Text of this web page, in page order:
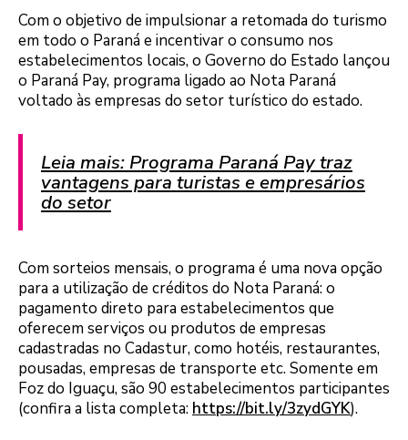
Com o objetivo de impulsionar a retomada do turismo
em todo o Paraná e incentivar o consumo nos
estabelecimentos locais, o Governo do Estado lançou
o Paraná Pay, programa ligado ao Nota Paraná
voltado às empresas do setor turístico do estado.
Leia mais: Programa Paraná Pay traz
vantagens para turistas e empresários
do setor
Com sorteios mensais, o programa é uma nova opção
para a utilização de créditos do Nota Paraná: o
pagamento direto para estabelecimentos que
oferecem serviços ou produtos de empresas
cadastradas no Cadastur, como hotéis, restaurantes,
pousadas, empresas de transporte etc. Somente em
Foz do Iguaçu, são 90 estabelecimentos participantes
(confira a lista completa: https://bit.ly/3zydGYK).